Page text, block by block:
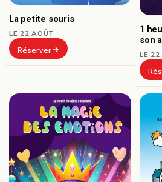
La petite souris
LE 22 AOÛT
Réserver
1
son
LE 22